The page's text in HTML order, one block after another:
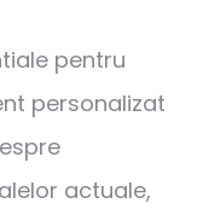
pentru
personalizat
actuale,